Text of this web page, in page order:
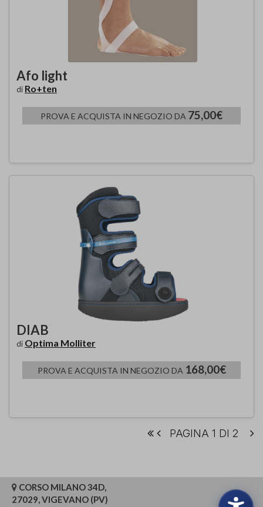
Afo light
di Ro+ten
PROVA E ACQUISTA IN NEGOZIO DA 75,00€
DIAB
di Optima Molliter
PROVA E ACQUISTA IN NEGOZIO DA 168,00€
PAGINA 1 DI 2
CORSO MILANO 34D,
27029, VIGEVANO (PV)